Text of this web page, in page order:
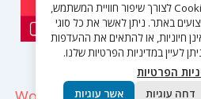
אנו משתמשים בקובצי Cookies לצורך שיפור חוויית המשתמש,
באתר. ניתן לאשר את כל סוגי
חיוניות, או להתאים את ההעדפות
לעיין במדיניות הפרטיות שלנו.
הפרטיות
דחה עוגיות אשר עוגיות